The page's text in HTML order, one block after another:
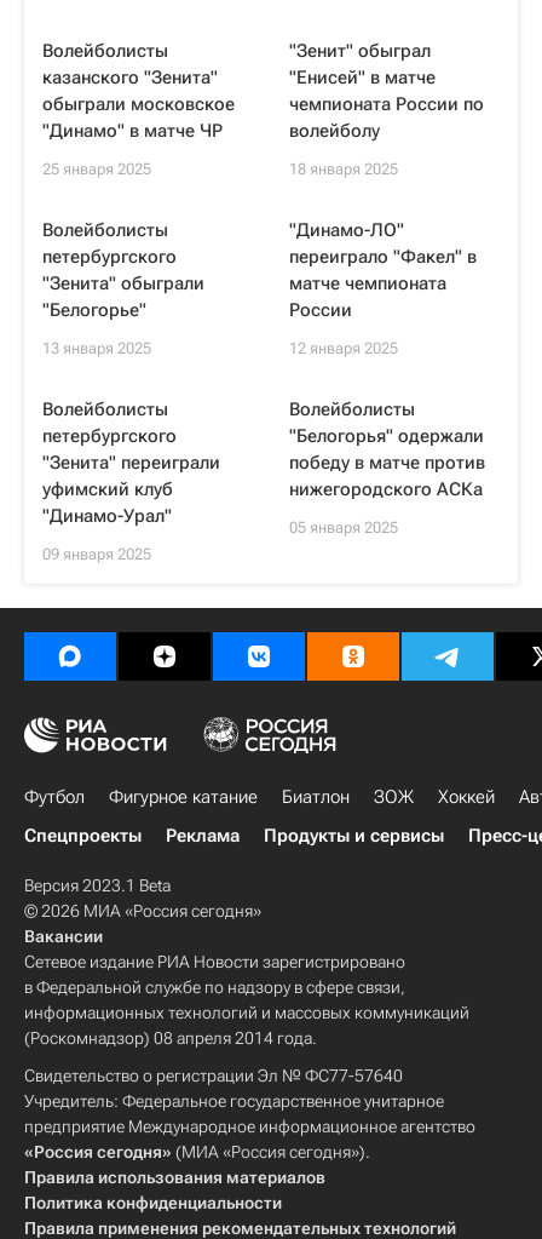
Волейболисты
казанского "Зенита"
обыграли московское
"Динамо" в матче ЧР
25 января 2025
"Зенит" обыграл
"Енисей" в матче
чемпионата России по
волейболу
18 января 2025
Волейболисты
петербургского
"Зенита" обыграли
"Белогорье"
13 января 2025
"Динамо-ЛО"
переиграло "Факел" в
матче чемпионата
России
12 января 2025
Волейболисты
петербургского
"Зенита" переиграли
уфимский клуб
"Динамо-Урал"
09 января 2025
Волейболисты
"Белогорья" одержали
победу в матче против
нижегородского АСКа
05 января 2025
Футбол Фигурное катание Биатлон ЗОЖ Хоккей
Спецпроекты
Реклама Продукты и сервисы Пресс-
Версия 2023.1 Beta
© 2026 МИА «Россия сегодня»
Вакансии
Сетевое издание РИА Новости зарегистрировано
в Федеральной службе по надзору в сфере связи,
информационных технологий и массовых коммуникаций
(Роскомнадзор) 08 апреля 2014 года.
Свидетельство о регистрации Эл № ФС77-57640
Учредитель: Федеральное государственное унитарное
предприятие Международное информационное агентство
«Россия сегодня» (МИА «Россия сегодня»).
Правила использования материалов
Политика конфиденциальности
Правила применения рекомендательных технологий